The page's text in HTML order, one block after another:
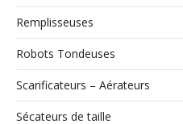
Remplisseuses
Robots Tondeuses
Scarificateurs – Aérateurs
Sécateurs de taille